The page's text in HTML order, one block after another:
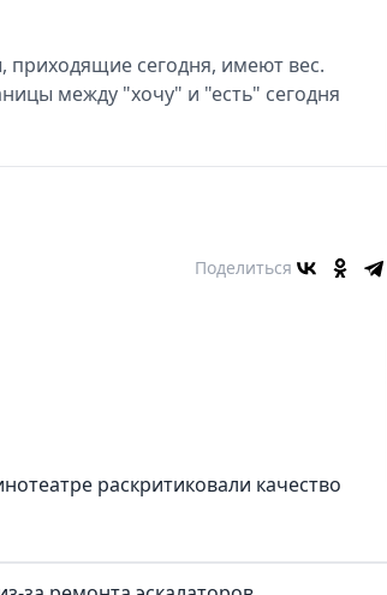
сегодня, имеют вес.
между "хочу" и "есть" сегодня
Поделиться
раскритиковали качество